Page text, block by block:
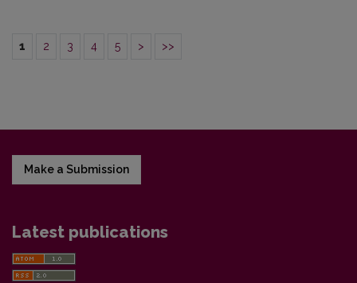
1 2 3 4 5 > >>
Make a Submission
Latest publications